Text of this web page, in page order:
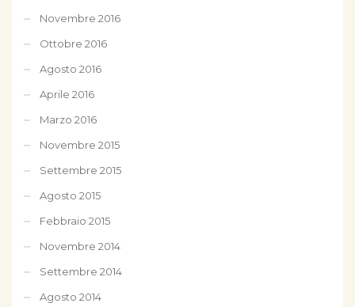
Novembre 2016
Ottobre 2016
Agosto 2016
Aprile 2016
Marzo 2016
Novembre 2015
Settembre 2015
Agosto 2015
Febbraio 2015
Novembre 2014
Settembre 2014
Agosto 2014